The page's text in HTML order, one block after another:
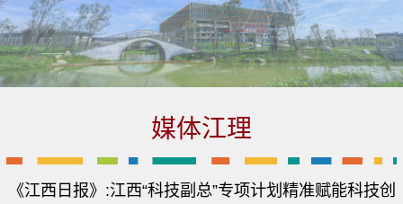
媒体江理
《江西日报》:江西“科技副总”专项计划精准赋能科技创